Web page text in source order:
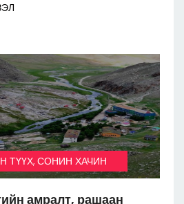
ТҮҮХ, СОНИН ХАЧИН
амралт, рашаан